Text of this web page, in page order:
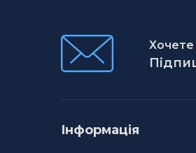
Хочете
Інформація